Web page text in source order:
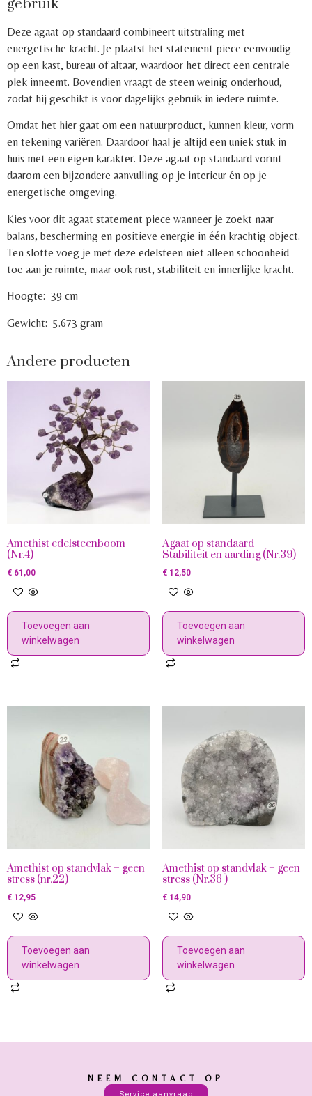
gebruik
Deze agaat op standaard combineert uitstraling met
energetische kracht. Je plaatst het statement piece eenvoudig
op een kast, bureau of altaar, waardoor het direct een centrale
plek inneemt. Bovendien vraagt de steen weinig onderhoud,
zodat hij geschikt is voor dagelijks gebruik in iedere ruimte.
Omdat het hier gaat om een natuurproduct, kunnen kleur, vorm
en tekening variëren. Daardoor haal je altijd een uniek stuk in
huis met een eigen karakter. Deze agaat op standaard vormt
daarom een bijzondere aanvulling op je interieur én op je
energetische omgeving.
Kies voor dit agaat statement piece wanneer je zoekt naar
balans, bescherming en positieve energie in één krachtig object.
Ten slotte voeg je met deze edelsteen niet alleen schoonheid
toe aan je ruimte, maar ook rust, stabiliteit en innerlijke kracht.
Hoogte: 39 cm
Gewicht: 5.673 gram
Andere producten
Amethist edelsteenboom
(Nr.4)
€ 61,00
Toevoegen aan
winkelwagen
Agaat op standaard –
Stabiliteit en aarding (Nr.39)
€12,50
Toevoegen aan
winkelwagen
Amethist op standvlak – geen
stress (nr.22)
€ 12,95
Toevoegen aan
winkelwagen
Amethist op standvlak – geen
stress (Nr.36 )
€14,90
Toevoegen aan
winkelwagen
NEEM CONTACT OP
Service aanvraag